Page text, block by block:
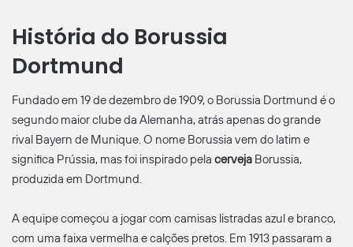
História do Borussia
Dortmund
Fundado em 19 de dezembro de 1909, o Borussia Dortmund é o
segundo maior clube da Alemanha, atrás apenas do grande
rival Bayern de Munique. O nome Borussia vem do latim e
significa Prússia, mas foi inspirado pela cerveja Borussia,
produzida em Dortmund.
A equipe começou a jogar com camisas listradas azul e branco,
com uma faixa vermelha e calções pretos. Em 1913 passaram a